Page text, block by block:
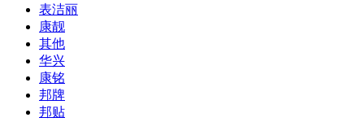
表洁丽
康靓
其他
华兴
康铭
邦牌
邦贴